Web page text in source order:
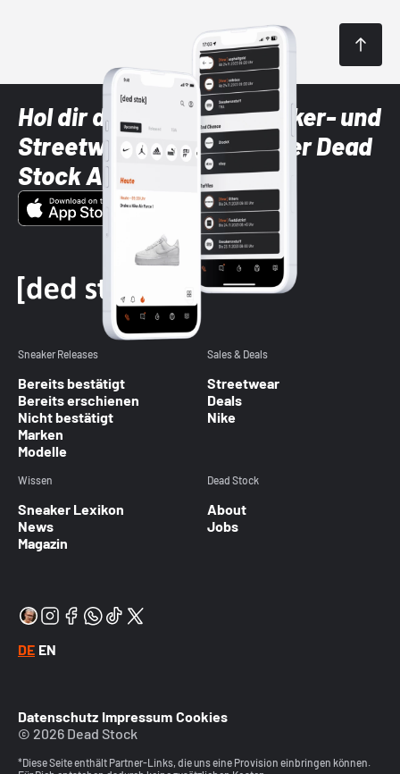
Hol dir die neuesten Sneaker- und
Streetwear-Brands mit der Dead
Stock App
Sneaker Releases
Bereits bestätigt
Bereits erschienen
Nicht bestätigt
Marken
Modelle
Sales & Deals
Streetwear
Deals
Nike
Wissen
Sneaker Lexikon
News
Magazin
Dead Stock
About
Jobs
DE EN
Datenschutz Impressum Cookies
© 2026 Dead Stock
*Diese Seite enthält Partner-Links, die uns eine Provision einbringen können.